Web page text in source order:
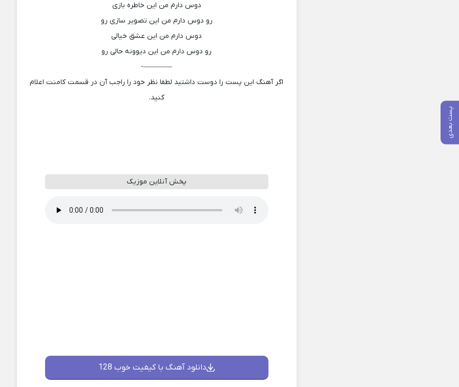
پست بعدی
دوس دارم من این خاطره بازی
رو دوس دارم من این تصویر سازی رو
دوس دارم من این عشق خیالی
رو دوس دارم من این دیوونه حالی رو
————-
اگر آهنگ این پست را دوست داشتید لطفا نظر خود را راجب آن در قسمت کامنت اعلام
کنید.
پخش آنلاین موزیک
دانلود آهنگ با کیفیت خوب 128